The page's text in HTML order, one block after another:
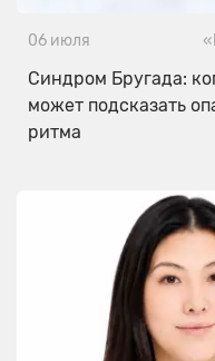
06 июля
Синдром Бругада:
может подсказать
ритма